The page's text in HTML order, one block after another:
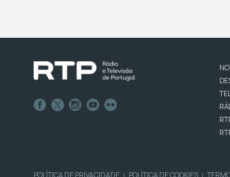
POLÍTICA DE PRIVACIDADE | POLÍTICA DE COOKIES |